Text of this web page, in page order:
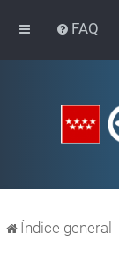
FAQ
Índice general